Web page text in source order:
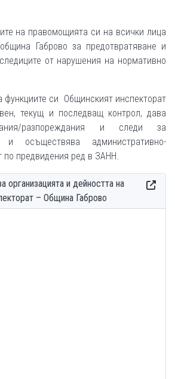
на правомощията си на всички лица
Габрово за предотвратяване и
от нарушения на нормативно
си Общинският инспекторат
текущ и последващ контрол, дава
разпореждания и следи за
осъществява административно-
по предвидения ред в ЗАНН.
и дейността на
– Община Габрово